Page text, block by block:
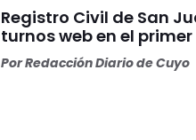
Registro Civil de San
turnos web en el
PorRedacción Diario de Cuyo